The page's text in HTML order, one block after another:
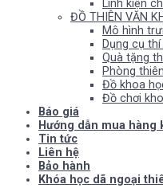
Linh kiện
ĐỒ THIÊN VĂN
Mô hình
Dụng cụ
Quà tặng
Phòng
Đồ khoa
Đồ chơi
Báo giá
Hướng dẫn mua hàng
Tin tức
Liên hệ
Bảo hành
Khóa học dã ngoại